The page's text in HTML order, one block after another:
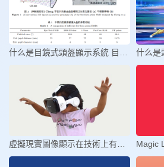
什么是目鏡式頭盔顯示系統 目鏡式 什么是
虛擬現實圖像顯示在技術上有哪些的